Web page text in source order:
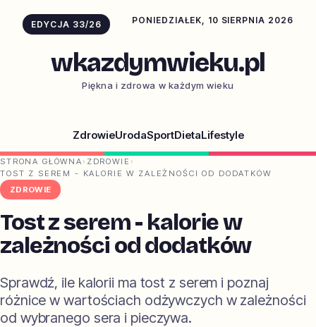
EDYCJA 33/26 PONIEDZIAŁEK, 10 SIERPNIA 2026
wkazdymwieku.pl
Piękna i zdrowa w każdym wieku
ZdrowieUrodaSportDietaLifestyle
STRONA GŁÓWNA › ZDROWIE ›
TOST Z SEREM - KALORIE W ZALEŻNOŚCI OD DODATKÓW
ZDROWIE
Tost z serem - kalorie w
zależności od dodatków
Sprawdź, ile kalorii ma tost z serem i poznaj
różnice w wartościach odżywczych w zależności
od wybranego sera i pieczywa.